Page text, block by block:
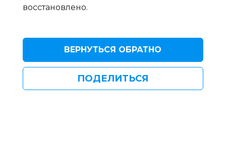
восстановлено.
ВЕРНУТЬСЯ ОБРАТНО
ПОДЕЛИТЬСЯ